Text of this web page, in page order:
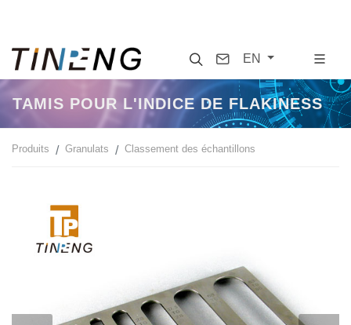
SearchContact
EN
TAMIS POUR L'INDICE DE FLAKINESS
Produits Granulats Classement des échantillons